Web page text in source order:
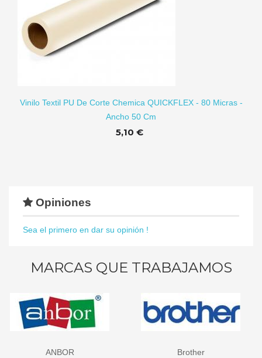
Vinilo Textil PU De Corte Chemica QUICKFLEX - 80 Micras -
Ancho 50 Cm
5,10 €
Opiniones
Sea el primero en dar su opinión !
MARCAS QUE TRABAJAMOS
Brother Canon